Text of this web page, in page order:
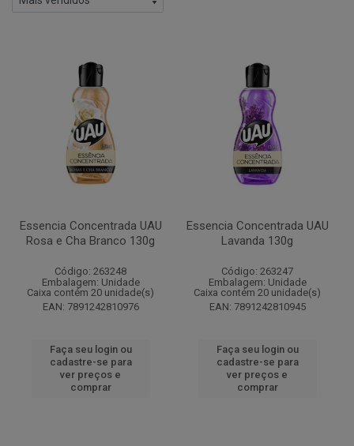
Essencia Concentrada UAU
Rosa e Cha Branco 130g
Código: 263248
Embalagem: Unidade
Caixa contém 20 unidade(s)
EAN: 7891242810976
Faça seu login ou
cadastre-se para
ver preços e
comprar
Essencia Concentrada UAU
Lavanda 130g
Código: 263247
Embalagem: Unidade
Caixa contém 20 unidade(s)
EAN: 7891242810945
Faça seu login ou
cadastre-se para
ver preços e
comprar